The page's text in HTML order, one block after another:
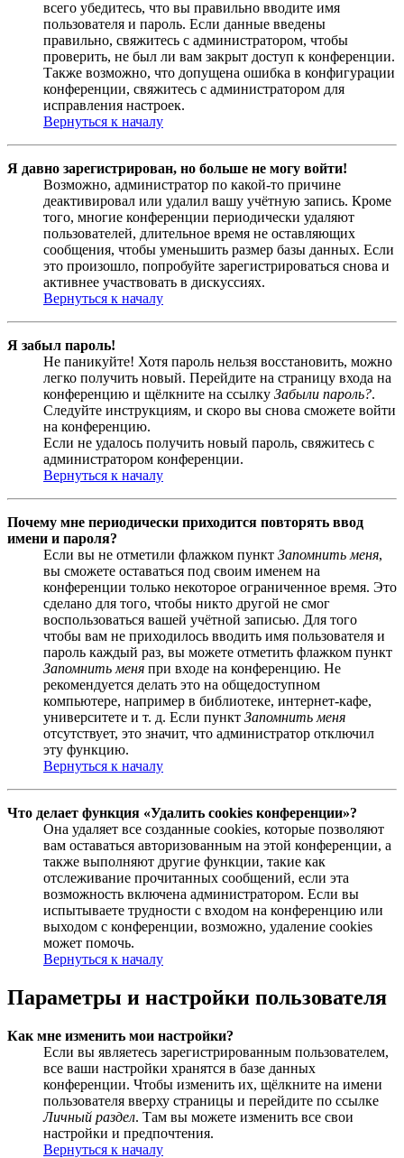
всего убедитесь, что вы правильно вводите имя
пользователя и пароль. Если данные введены
правильно, свяжитесь с администратором, чтобы
проверить, не был ли вам закрыт доступ к конференции.
Также возможно, что допущена ошибка в конфигурации
конференции, свяжитесь с администратором для
исправления настроек.
Вернуться к началу
Я давно зарегистрирован, но больше не могу войти!
Возможно, администратор по какой-то причине
деактивировал или удалил вашу учётную запись. Кроме
того, многие конференции периодически удаляют
пользователей, длительное время не оставляющих
сообщения, чтобы уменьшить размер базы данных. Если
это произошло, попробуйте зарегистрироваться снова и
активнее участвовать в дискуссиях.
Вернуться к началу
Я забыл пароль!
Не паникуйте! Хотя пароль нельзя восстановить, можно
легко получить новый. Перейдите на страницу входа на
конференцию и щёлкните на ссылку Забыли пароль?.
Следуйте инструкциям, и скоро вы снова сможете войти
на конференцию.
Если не удалось получить новый пароль, свяжитесь с
администратором конференции.
Вернуться к началу
Почему мне периодически приходится повторять ввод
имени и пароля?
Если вы не отметили флажком пункт Запомнить меня,
вы сможете оставаться под своим именем на
конференции только некоторое ограниченное время. Это
сделано для того, чтобы никто другой не смог
воспользоваться вашей учётной записью. Для того
чтобы вам не приходилось вводить имя пользователя и
пароль каждый раз, вы можете отметить флажком пункт
Запомнить меня при входе на конференцию. Не
рекомендуется делать это на общедоступном
компьютере, например в библиотеке, интернет-кафе,
университете и т. д. Если пункт Запомнить меня
отсутствует, это значит, что администратор отключил
эту функцию.
Вернуться к началу
Что делает функция «Удалить cookies конференции»?
Она удаляет все созданные cookies, которые позволяют
вам оставаться авторизованным на этой конференции, а
также выполняют другие функции, такие как
отслеживание прочитанных сообщений, если эта
возможность включена администратором. Если вы
испытываете трудности с входом на конференцию или
выходом с конференции, возможно, удаление cookies
может помочь.
Вернуться к началу
Параметры и настройки пользователя
Как мне изменить мои настройки?
Если вы являетесь зарегистрированным пользователем,
все ваши настройки хранятся в базе данных
конференции. Чтобы изменить их, щёлкните на имени
пользователя вверху страницы и перейдите по ссылке
Личный раздел. Там вы можете изменить все свои
настройки и предпочтения.
Вернуться к началу